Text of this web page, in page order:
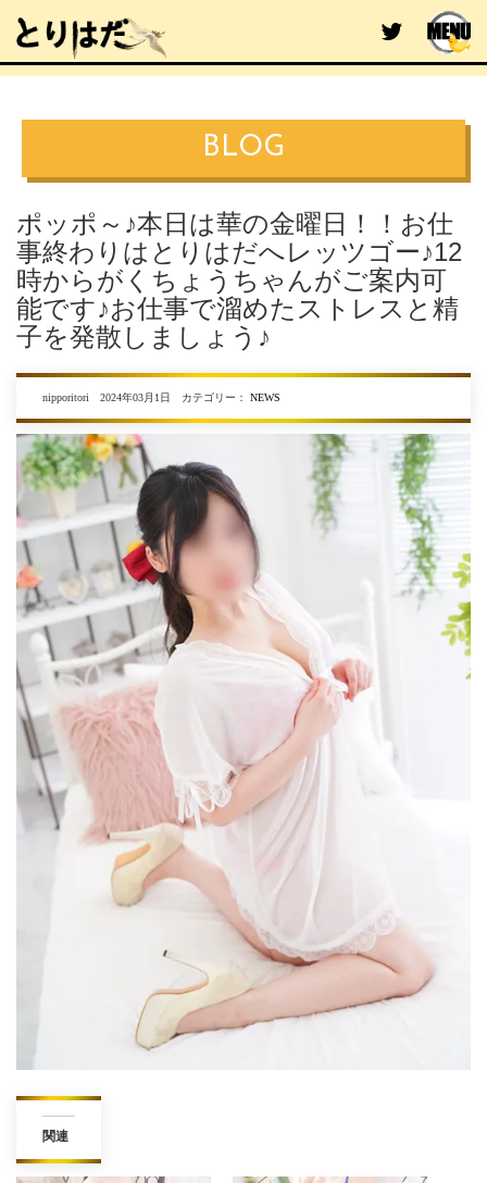
BLOG
ポッポ～♪本日は華の金曜日！！お仕
事終わりはとりはだへレッツゴー♪12
時からがくちょうちゃんがご案内可
能です♪お仕事で溜めたストレスと精
子を発散しましょう♪
nipporitori 2024年03月1日 カテゴリー： NEWS
関連